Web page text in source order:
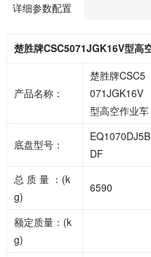
详细参数配置
楚胜牌CSC5071JGK16V型高
产品名称：
楚胜牌CSC5
071JGK16V
型高空作业车
底盘型号：
EQ1070DJ5B
DF
总 质 量 ：(k
g)
6590
额定质量：(k
g)